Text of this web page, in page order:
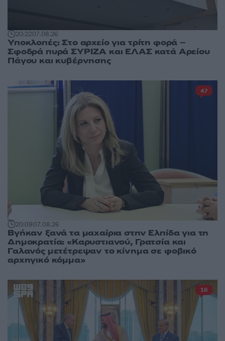
20:2207.08.26
Υποκλοπές: Στο αρχείο για τρίτη φορά –
Σφοδρά πυρά ΣΥΡΙΖΑ και ΕΛΑΣ κατά Αρείου
Πάγου και κυβέρνησης
20:0907.08.26
Βγήκαν ξανά τα μαχαίρια στην Ελπίδα για τη
Δημοκρατία: «Καρυστιανού, Γρατσία και
Γαλανός μετέτρεψαν το κίνημα σε φοβικό
αρχηγικό κόμμα»
47
16